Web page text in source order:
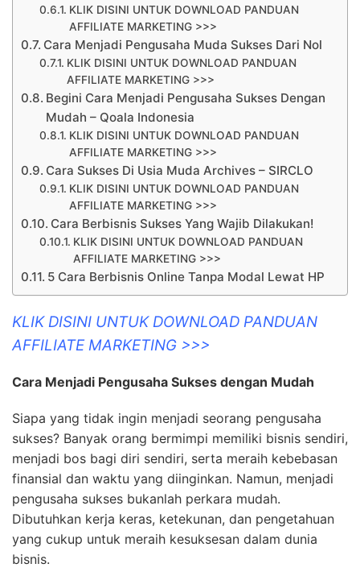
KLIK DISINI UNTUK DOWNLOAD PANDUAN
AFFILIATE MARKETING >>>
Cara Menjadi Pengusaha Muda Sukses Dari Nol
KLIK DISINI UNTUK DOWNLOAD PANDUAN
AFFILIATE MARKETING >>>
Begini Cara Menjadi Pengusaha Sukses Dengan
Mudah – Qoala Indonesia
KLIK DISINI UNTUK DOWNLOAD PANDUAN
AFFILIATE MARKETING >>>
Cara Sukses Di Usia Muda Archives – SIRCLO
KLIK DISINI UNTUK DOWNLOAD PANDUAN
AFFILIATE MARKETING >>>
Cara Berbisnis Sukses Yang Wajib Dilakukan!
KLIK DISINI UNTUK DOWNLOAD PANDUAN
AFFILIATE MARKETING >>>
5 Cara Berbisnis Online Tanpa Modal Lewat HP
KLIK DISINI UNTUK DOWNLOAD PANDUAN
AFFILIATE MARKETING >>>
Cara Menjadi Pengusaha Sukses dengan Mudah
Siapa yang tidak ingin menjadi seorang pengusaha
sukses? Banyak orang bermimpi memiliki bisnis sendiri,
menjadi bos bagi diri sendiri, serta meraih kebebasan
finansial dan waktu yang diinginkan. Namun, menjadi
pengusaha sukses bukanlah perkara mudah.
Dibutuhkan kerja keras, ketekunan, dan pengetahuan
yang cukup untuk meraih kesuksesan dalam dunia
bisnis.